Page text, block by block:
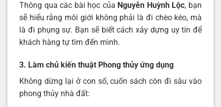
Thông qua các bài học của Nguyễn Huỳnh Lộc, bạn
sẽ hiểu rằng môi giới không phải là đi chèo kéo, mà
là đi phụng sự. Bạn sẽ biết cách xây dựng uy tín để
khách hàng tự tìm đến mình.
3. Làm chủ kiến thuật Phong thủy ứng dụng
Không dừng lại ở con số, cuốn sách còn đi sâu vào
phong thủy nhà đất: